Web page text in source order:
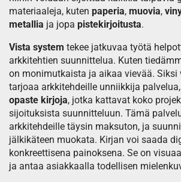
materiaaleja, kuten paperia, muovia,
metallia ja jopa pistekirjoitusta.
Vista system tekee jatkuvaa työtä
arkkitehtien suunnittelua. Kuten tied
on monimutkaista ja aikaa vievää. Siksi
tarjoaa arkkitehdeille unniikkija
opaste kirjoja, jotka kattavat koko
sijoituksista suunnitteluun. Tämä
arkkitehdeille täysin maksuton, ja
jälkikäteen muokata. Kirjan voi saada
konkreettisena painoksena. Se on
ja antaa asiakkaalla todellisen